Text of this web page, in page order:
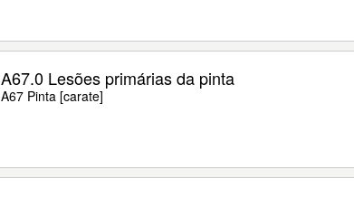
A67.0 Lesões primárias da pinta
A67 Pinta [carate]